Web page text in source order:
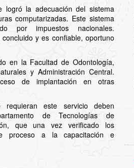
logró la adecuación del sistema
computarizadas. Este sistema
por impuestos nacionales.
y es confiable, oportuno
en la Facultad de Odontología,
y Administración Central.
de implantación en otras
este servicio deben
de Tecnologías de
que una vez verificado los
proceso a la capacitación e